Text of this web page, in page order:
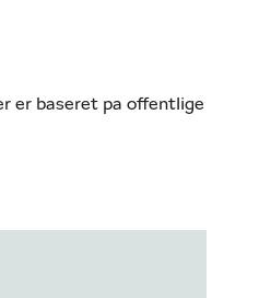
er baseret pa offentlige